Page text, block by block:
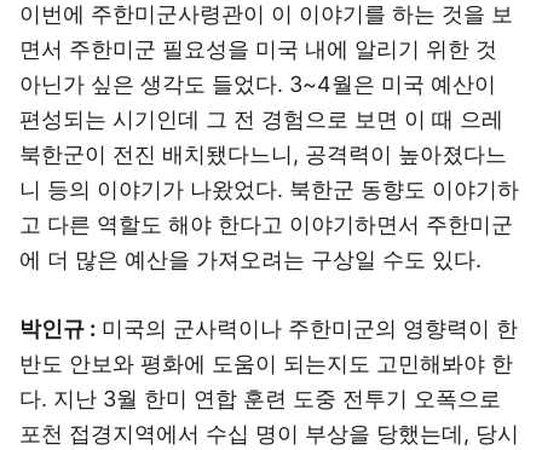
이번에 주한미군사령관이 이 이야기를 하는 것을 보
면서 주한미군 필요성을 미국 내에 알리기 위한 것
아닌가 싶은 생각도 들었다. 3~4월은 미국 예산이
편성되는 시기인데 그 전 경험으로 보면 이 때 으레
북한군이 전진 배치됐다느니, 공격력이 높아졌다느
니 등의 이야기가 나왔었다. 북한군 동향도 이야기하
고 다른 역할도 해야 한다고 이야기하면서 주한미군
에 더 많은 예산을 가져오려는 구상일 수도 있다.
박인규 : 미국의 군사력이나 주한미군의 영향력이 한
반도 안보와 평화에 도움이 되는지도 고민해봐야 한
다. 지난 3월 한미 연합 훈련 도중 전투기 오폭으로
포천 접경지역에서 수십 명이 부상을 당했는데, 당시